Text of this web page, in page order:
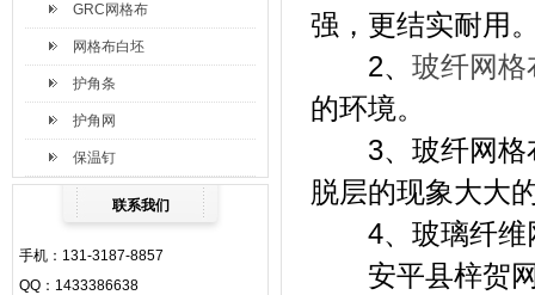
GRC网格布
网格布白坯
护角条
护角网
保温钉
联系我们
手机：131-3187-8857
QQ：1433386638
强，更结实耐用
2、 玻纤网格
的环境。
3、玻纤网格
脱层的现象大大
4、玻璃纤维
安平县梓贺网